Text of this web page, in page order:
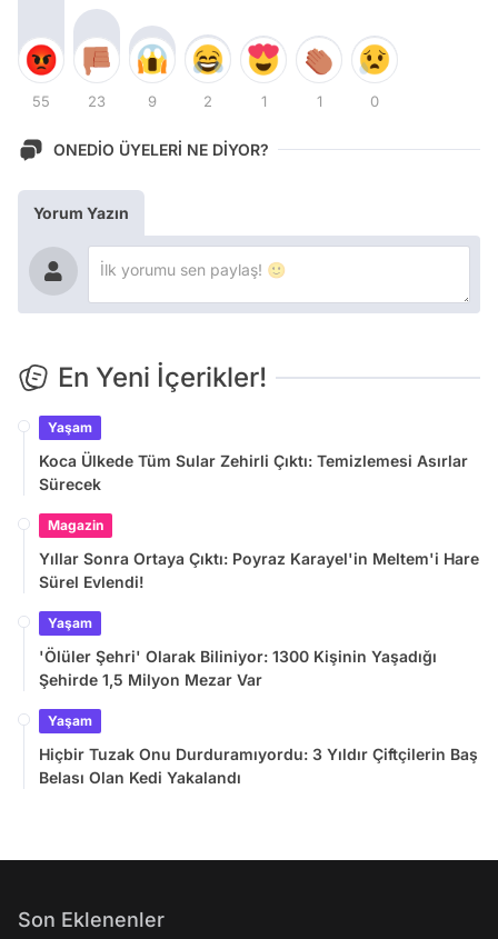
55 23 9 2 1 1 0
ONEDİO ÜYELERİ NE DİYOR?
Yorum Yazın
En Yeni İçerikler!
Yaşam
Koca Ülkede Tüm Sular Zehirli Çıktı: Temizlemesi Asırlar
Sürecek
Magazin
Yıllar Sonra Ortaya Çıktı: Poyraz Karayel'in Meltem'i Hare
Sürel Evlendi!
Yaşam
'Ölüler Şehri' Olarak Biliniyor: 1300 Kişinin Yaşadığı
Şehirde 1,5 Milyon Mezar Var
Yaşam
Hiçbir Tuzak Onu Durduramıyordu: 3 Yıldır Çiftçilerin Baş
Belası Olan Kedi Yakalandı
Son Eklenenler